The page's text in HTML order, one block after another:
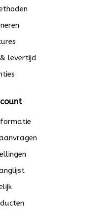
levertijd